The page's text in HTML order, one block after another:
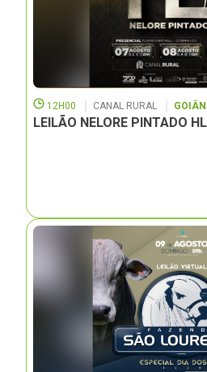
12H00 CANAL RURAL
LEILÃO NELORE PINTADO HL